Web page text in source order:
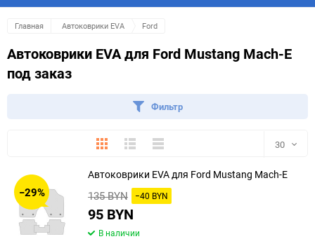
Главная Автоковрики EVA Ford
Автоковрики EVA для Ford Mustang Mach-E
под заказ
Фильтр
ПлиткаПодробноКомпактно 30
30
−29%
Автоковрики EVA для Ford Mustang Mach-E
135 BYN −40 BYN
95 BYN
В наличии